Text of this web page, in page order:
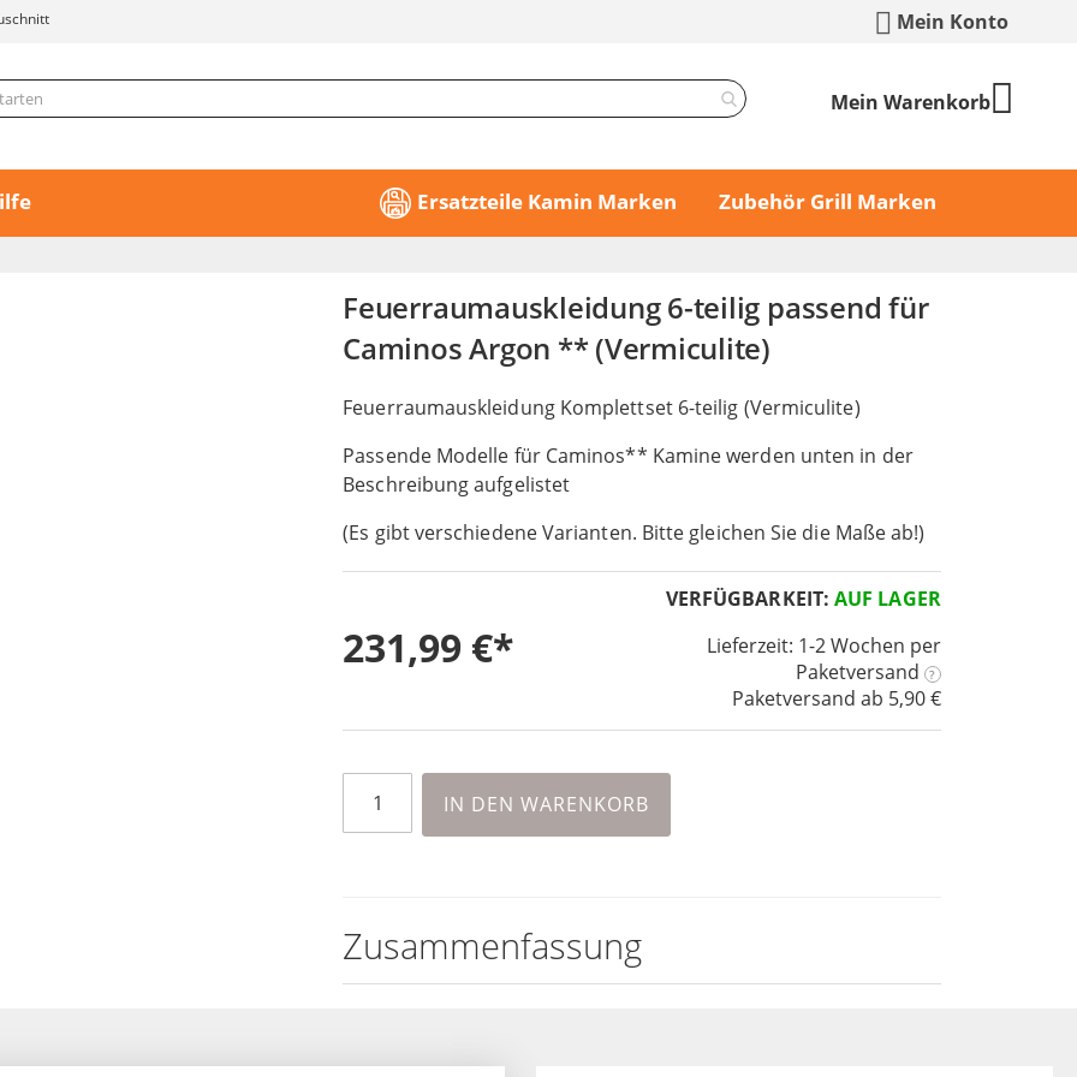
Mein Konto
Mein Warenkorb
Ersatzteile Kamin Marken Zubehör Grill Marken
Feuerraumauskleidung 6-teilig passend für
Caminos Argon ** (Vermiculite)
Feuerraumauskleidung Komplettset 6-teilig (Vermiculite)
Passende Modelle für Caminos** Kamine werden unten in der
Beschreibung aufgelistet
(Es gibt verschiedene Varianten. Bitte gleichen Sie die Maße ab!)
VERFÜGBARKEIT:AUF LAGER
Lieferzeit: 1-2 Wochen per
Paketversand
?
Paketversand ab 5,90 €
231,99 €
IN DEN WARENKORB
Zusammenfassung